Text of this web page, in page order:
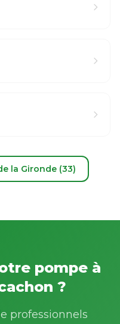
la Gironde (33)
pompe à
?
professionnels